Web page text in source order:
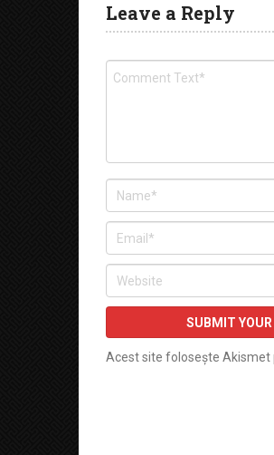
Leave a Reply
Acest site folosește Akismet